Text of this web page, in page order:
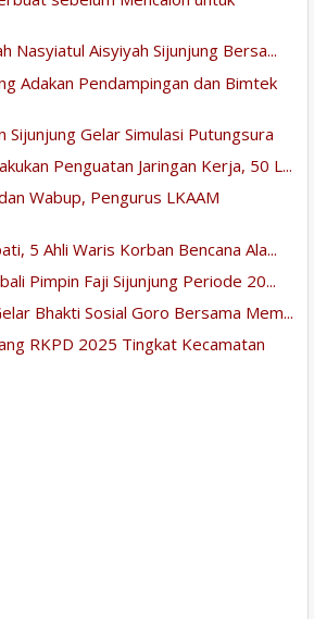
Nasyiatul Aisyiyah Sijunjung Bersa...
Adakan Pendampingan dan Bimtek
Sijunjung Gelar Simulasi Putungsura
Penguatan Jaringan Kerja, 50 L...
Wabup, Pengurus LKAAM
5 Ahli Waris Korban Bencana Ala...
Pimpin Faji Sijunjung Periode 20...
Bhakti Sosial Goro Bersama Mem...
RKPD 2025 Tingkat Kecamatan